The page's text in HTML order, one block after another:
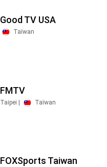
Good TV USA
Taïwan
FMTV
Taipei | Taïwan
FOXSports Taiwan